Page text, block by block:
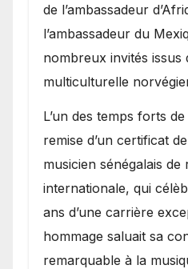
de l’ambassadeur
l’ambassadeur du
nombreux invités issus
multiculturelle
​L’un des temps forts
remise d’un certificat
musicien sénégalais de
internationale, qui
ans d’une carrière
hommage saluait sa
remarquable à la